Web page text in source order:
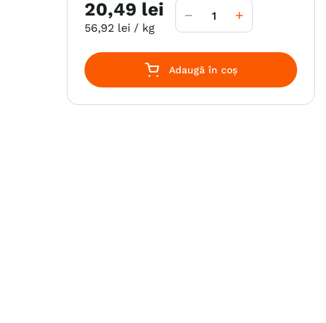
20,49 lei
56,92 lei / kg
Adaugă în coș